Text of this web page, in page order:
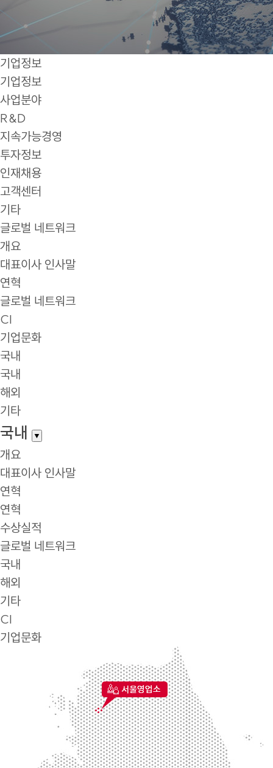
기업정보
기업정보
사업분야
R&D
지속가능경영
투자정보
인재채용
고객센터
기타
글로벌 네트워크
개요
대표이사 인사말
연혁
글로벌 네트워크
CI
기업문화
국내
국내
해외
기타
국내 ▼
개요
대표이사 인사말
연혁
연혁
수상실적
글로벌 네트워크
국내
해외
기타
CI
기업문화